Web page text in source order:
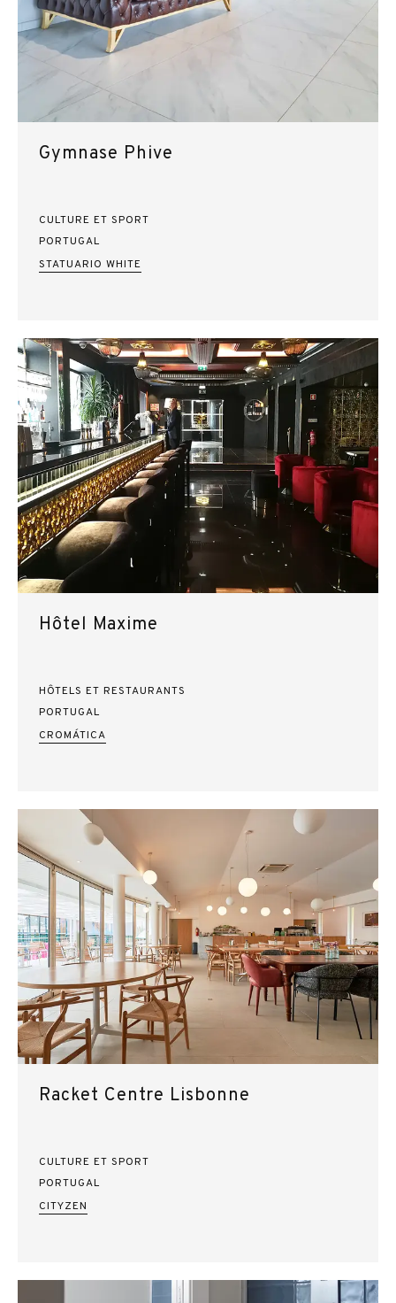
Gymnase Phive
CULTURE ET SPORT
PORTUGAL
STATUARIO WHITE
Hôtel Maxime
HÔTELS ET RESTAURANTS
PORTUGAL
CROMÁTICA
Racket Centre Lisbonne
CULTURE ET SPORT
PORTUGAL
CITYZEN